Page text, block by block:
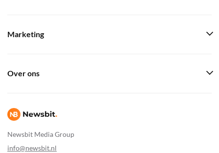
Newsbit Media Group
info@newsbit.nl
Marketing
Over ons